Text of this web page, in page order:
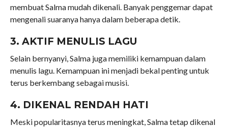
membuat Salma mudah dikenali. Banyak penggemar dapat
mengenali suaranya hanya dalam beberapa detik.
3. AKTIF MENULIS LAGU
Selain bernyanyi, Salma juga memiliki kemampuan dalam
menulis lagu. Kemampuan ini menjadi bekal penting untuk
terus berkembang sebagai musisi.
4. DIKENAL RENDAH HATI
Meski popularitasnya terus meningkat, Salma tetap dikenal